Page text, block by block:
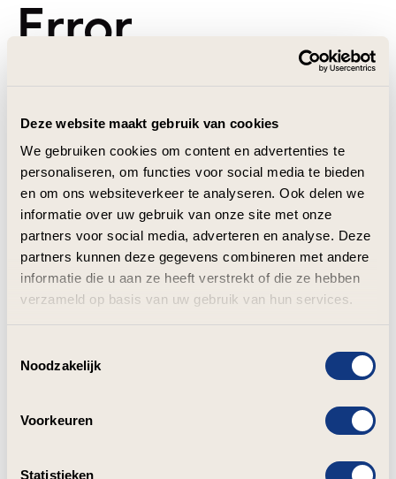
Deze website maakt gebruik van cookies
We gebruiken cookies om content en advertenties te
personaliseren, om functies voor social media te bieden
en om ons websiteverkeer te analyseren. Ook delen we
informatie over uw gebruik van onze site met onze
partners voor social media, adverteren en analyse. Deze
partners kunnen deze gegevens combineren met andere
informatie die u aan ze heeft verstrekt of die ze hebben
verzameld op basis van uw gebruik van hun services.
Noodzakelijk
Voorkeuren
Statistieken
Error